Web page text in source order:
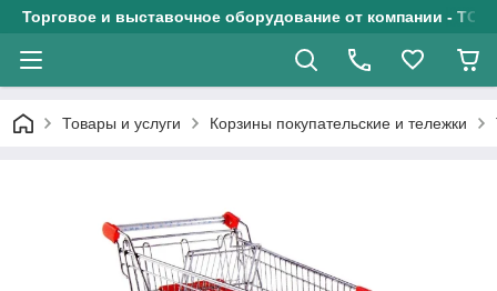
Торговое и выставочное оборудование от компании - ТОО
Товары и услуги Корзины покупательские и тележки